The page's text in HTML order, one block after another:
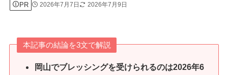
PR 2026年7月7日 2026年7月9日
本記事の結論を3文で解説
岡山でブレッシングを受けられるのは2026年6